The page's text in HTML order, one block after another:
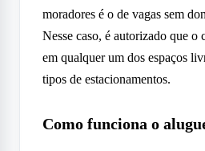
moradores é o de vagas sem
Nesse caso, é autorizado que o
em qualquer um dos espaços
tipos de estacionamentos.
Como funciona o